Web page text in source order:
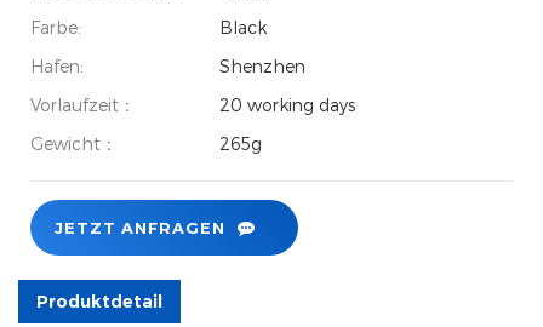
Farbe:
Black
Hafen:
Shenzhen
Vorlaufzeit：
20 working days
Gewicht：
265g
JETZT ANFRAGEN
Produktdetail